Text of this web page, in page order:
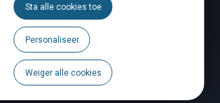
Sta alle cookies toe
Personaliseer
Weiger alle cookies
Volg ons